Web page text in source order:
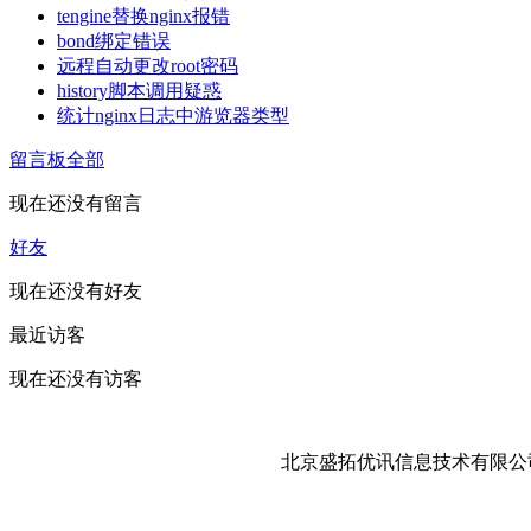
tengine替换nginx报错
bond绑定错误
远程自动更改root密码
history脚本调用疑惑
统计nginx日志中游览器类型
留言板全部
现在还没有留言
好友
现在还没有好友
最近访客
现在还没有访客
北京盛拓优讯信息技术有限